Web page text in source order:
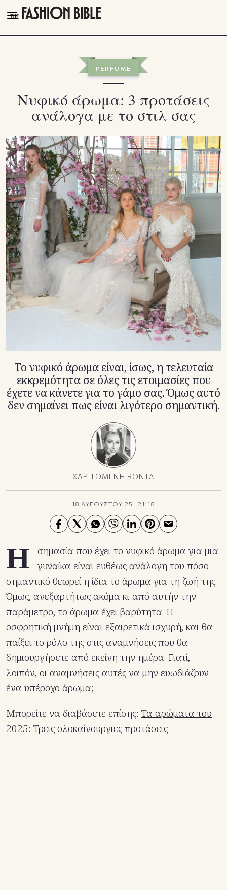
THE FASHION BIBLE
TALK OF THE TOWN
PLEASURES
VIDEOS
FOLLOW
Facebook
Instagram
Youtube
TikTok
X(Twitter)
PERFUME
Νυφικό άρωμα: 3 προτάσεις
ανάλογα με το στιλ σας
Το νυφικό άρωμα είναι, ίσως, η τελευταία
εκκρεμότητα σε όλες τις ετοιμασίες που
έχετε να κάνετε για το γάμο σας. Όμως αυτό
δεν σημαίνει πως είναι λιγότερο σημαντική.
ΧΑΡΙΤΩΜΕΝΗ ΒΟΝΤΑ
18 ΑΥΓΟΥΣΤΟΥ 25 | 21:18
Η
σημασία που έχει το νυφικό άρωμα για μια
γυναίκα είναι ευθέως ανάλογη του πόσο
σημαντικό θεωρεί η ίδια το άρωμα για τη ζωή της.
Όμως, ανεξαρτήτως ακόμα κι από αυτήν την
παράμετρο, το άρωμα έχει βαρύτητα. Η
οσφρητική μνήμη είναι εξαιρετικά ισχυρή, και θα
παίξει το ρόλο της στις αναμνήσεις που θα
δημιουργήσετε από εκείνη την ημέρα. Γιατί,
λοιπόν, οι αναμνήσεις αυτές να μην ευωδιάζουν
ένα υπέροχο άρωμα;
Μπορείτε να διαβάσετε επίσης: Τα αρώματα του
2025: Τρεις ολοκαίνουργιες προτάσεις